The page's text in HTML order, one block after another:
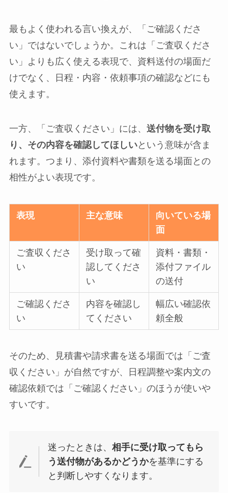
最もよく使われる言い換えが、「ご確認くださ
い」ではないでしょうか。これは「ご査収くださ
い」よりも広く使える表現で、資料送付の場面だ
けでなく、日程・内容・依頼事項の確認などにも
使えます。
一方、「ご査収ください」には、 送付物を受け取
り、その内容を確認してほしいという意味が含ま
れます。つまり、添付資料や書類を送る場面との
相性がよい表現です。
表現 主な意味
向いている場
面
ご査収くださ
い
受け取って確
認してくださ
い
資料・書類・
添付ファイル
の送付
ご確認くださ
い
内容を確認し
てください
幅広い確認依
頼全般
そのため、見積書や請求書を送る場面では「ご査
収ください」が自然ですが、日程調整や案内文の
確認依頼では「ご確認ください」のほうが使いや
すいです。
迷ったときは、相手に受け取ってもら
う送付物があるかどうかを基準にする
と判断しやすくなります。